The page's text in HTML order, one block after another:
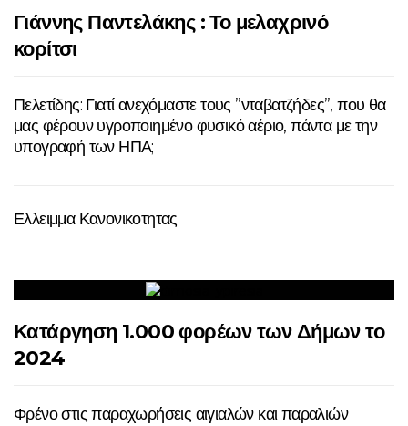
Γιάννης Παντελάκης : Το μελαχρινό
κορίτσι
Πελετίδης: Γιατί ανεχόμαστε τους ”νταβατζήδες”, που θα
μας φέρουν υγροποιημένο φυσικό αέριο, πάντα με την
υπογραφή των ΗΠΑ;
Ελλειμμα Κανονικοτητας
Κατάργηση 1.000 φορέων των Δήμων το
2024
Φρένο στις παραχωρήσεις αιγιαλών και παραλιών